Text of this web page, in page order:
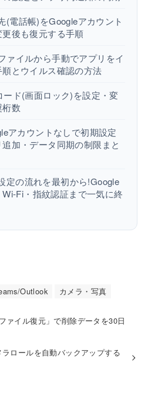
(電話帳)をGoogleアカウント
後も復元する手順
ァイルから手動でアプリをイ
とウイルス確認の方法
ード(画面ロック)を設定・変
数
アカウントなしで初期設定
加・データ同期の制限まと
定の流れを最初から!Google
Fi・指紋認証まで一気に終
Outlook カメラ・写真
ァイル復元」で削除データを30日
ラロールを自動バックアップする